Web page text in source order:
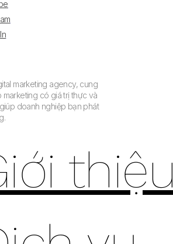
marketing agency, cung
marketing có giá trị thực và
doanh nghiệp bạn phát
thiệu